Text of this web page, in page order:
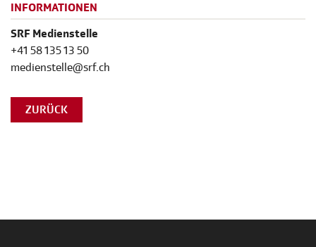
INFORMATIONEN
SRF Medienstelle
+41 58 135 13 50
medienstelle@srf.ch
ZURÜCK